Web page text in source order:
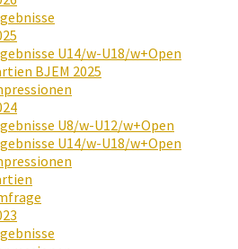
U14/w-U18/w+Open
BJEM 2025
U8/w-U12/w+Open
U14/w-U18/w+Open